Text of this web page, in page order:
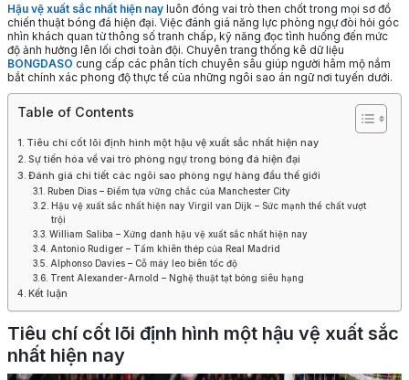
Hậu vệ xuất sắc nhất hiện nay luôn đóng vai trò then chốt trong mọi sơ đồ
chiến thuật bóng đá hiện đại. Việc đánh giá năng lực phòng ngự đòi hỏi góc
nhìn khách quan từ thông số tranh chấp, kỹ năng đọc tình huống đến mức
độ ảnh hưởng lên lối chơi toàn đội. Chuyên trang thống kê dữ liệu
BONGDASO cung cấp các phân tích chuyên sâu giúp người hâm mộ nắm
bắt chính xác phong độ thực tế của những ngôi sao án ngữ nơi tuyến dưới.
Table of Contents
Tiêu chí cốt lõi định hình một hậu vệ xuất sắc nhất hiện nay
Sự tiến hóa về vai trò phòng ngự trong bóng đá hiện đại
Đánh giá chi tiết các ngôi sao phòng ngự hàng đầu thế giới
Ruben Dias – Điểm tựa vững chắc của Manchester City
Hậu vệ xuất sắc nhất hiện nay Virgil van Dijk – Sức mạnh thể chất vượt
trội
William Saliba – Xứng danh hậu vệ xuất sắc nhất hiện nay
Antonio Rudiger – Tấm khiên thép của Real Madrid
Alphonso Davies – Cỗ máy leo biên tốc độ
Trent Alexander-Arnold – Nghệ thuật tạt bóng siêu hạng
Kết luận
Tiêu chí cốt lõi định hình một hậu vệ xuất sắc
nhất hiện nay